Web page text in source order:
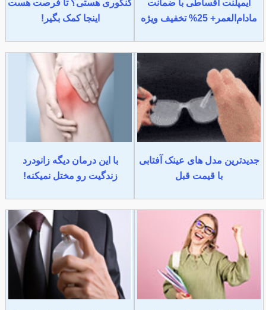
ایمپلنت اقساطی با ضمانت
مادام‌العمر+ 25% تخفیف ویژه
کنکوری هستی؟ تا فرصت هست
اینجا کمک بگیر!
جدیدترین مدل های عینک آفتابی
با قیمت قبل
با این درمان دیگه زانودرد
زندگیت رو مختل نمیکنه!